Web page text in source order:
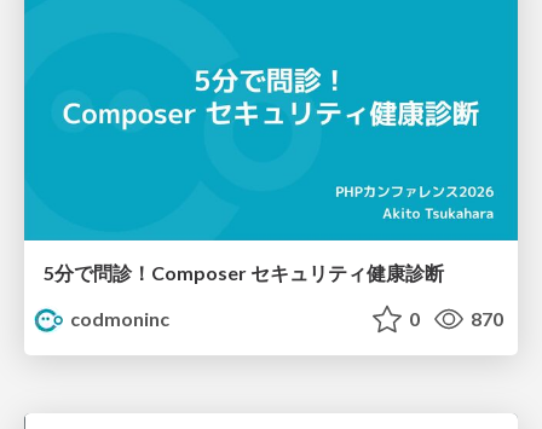
5分で問診！Composer セキュリティ健康診断
codmoninc
0 870